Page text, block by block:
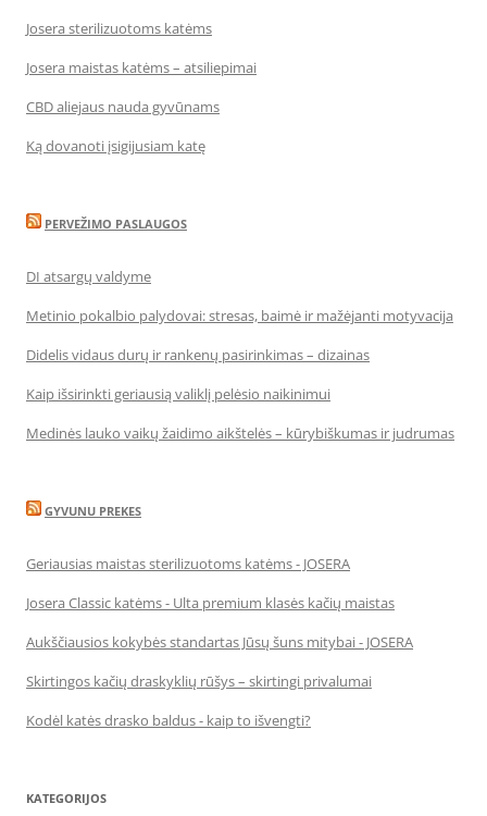
Josera sterilizuotoms katėms
Josera maistas katėms – atsiliepimai
CBD aliejaus nauda gyvūnams
Ką dovanoti įsigijusiam katę
PERVEŽIMO PASLAUGOS
DI atsargų valdyme
Metinio pokalbio palydovai: stresas, baimė ir mažėjanti motyvacija
Didelis vidaus durų ir rankenų pasirinkimas – dizainas
Kaip išsirinkti geriausią valiklį pelėsio naikinimui
Medinės lauko vaikų žaidimo aikštelės – kūrybiškumas ir judrumas
GYVUNU PREKES
Geriausias maistas sterilizuotoms katėms - JOSERA
Josera Classic katėms - Ulta premium klasės kačių maistas
Aukščiausios kokybės standartas Jūsų šuns mitybai - JOSERA
Skirtingos kačių draskyklių rūšys – skirtingi privalumai
Kodėl katės drasko baldus - kaip to išvengti?
KATEGORIJOS